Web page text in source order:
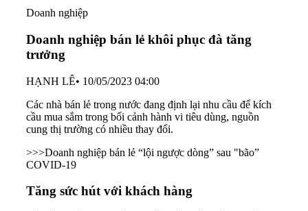
Doanh nghiệp
Doanh nghiệp bán lẻ khôi phục đà tăng
trưởng
HẠNH LÊ• 10/05/2023 04:00
Các nhà bán lẻ trong nước đang định lại nhu cầu để kích
cầu mua sắm trong bối cảnh hành vi tiêu dùng, nguồn
cung thị trường có nhiều thay đổi.
>>>Doanh nghiệp bán lẻ “lội ngược dòng” sau "bão”
COVID-19
Tăng sức hút với khách hàng